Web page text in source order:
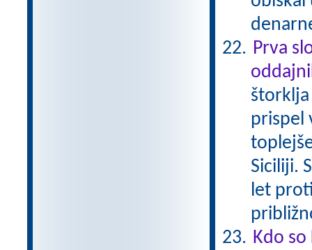
Prva
štorklja
prispel
Siciliji.
let
Kdo so